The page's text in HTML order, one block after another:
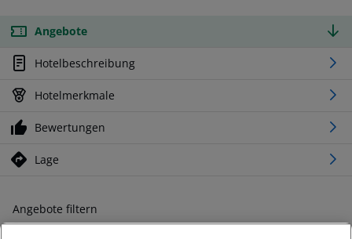
Angebote
Hotelbeschreibung
Hotelmerkmale
Bewertungen
Lage
Angebote filtern
Ändern Sie Ihre Kriterien nach Ihren Wünschen